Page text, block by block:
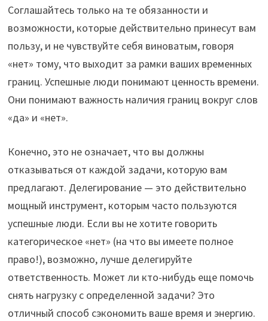
Соглашайтесь только на те обязанности и
возможности, которые действительно принесут вам
пользу, и не чувствуйте себя виноватым, говоря
«нет» тому, что выходит за рамки ваших временных
границ. Успешные люди понимают ценность времени.
Они понимают важность наличия границ вокруг слов
«да» и «нет».
Конечно, это не означает, что вы должны
отказываться от каждой задачи, которую вам
предлагают. Делегирование — это действительно
мощный инструмент, которым часто пользуются
успешные люди. Если вы не хотите говорить
категорическое «нет» (на что вы имеете полное
право!), возможно, лучше делегируйте
ответственность. Может ли кто-нибудь еще помочь
снять нагрузку с определенной задачи? Это
отличный способ сэкономить ваше время и энергию.